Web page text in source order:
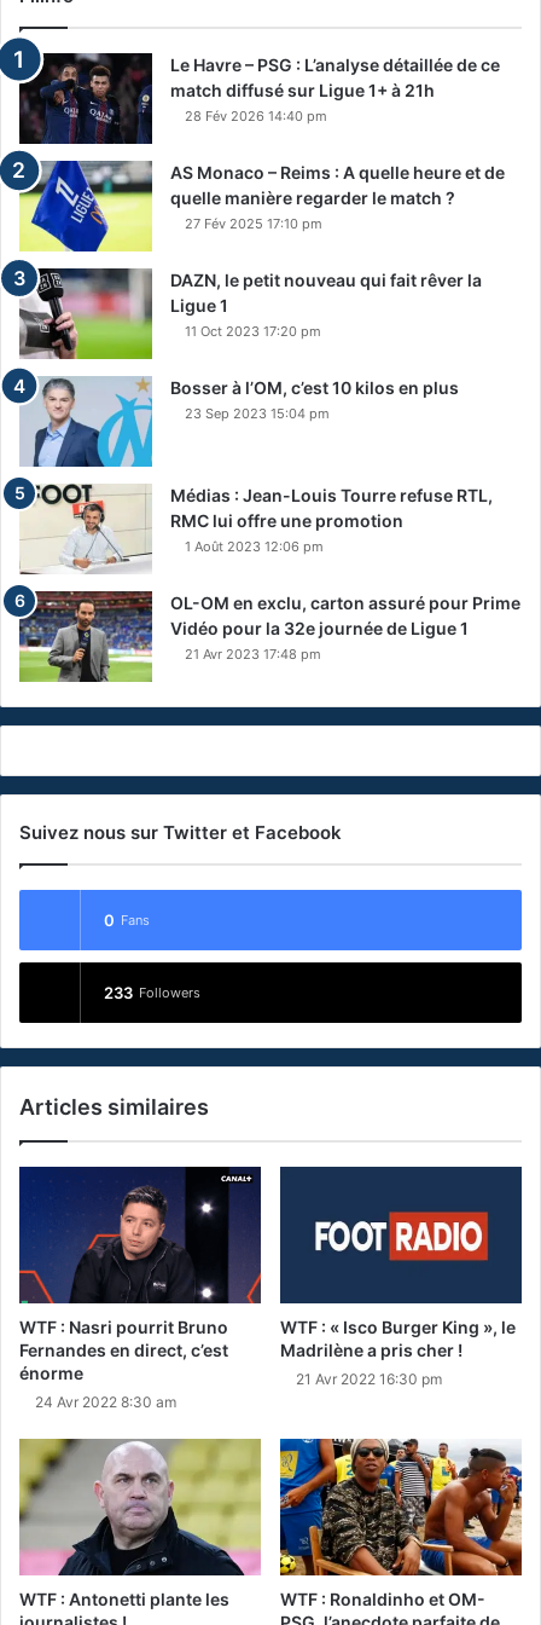
Le Havre – PSG : L’analyse détaillée de ce
match diffusé sur Ligue 1+ à 21h
28 Fév 2026 14:40 pm
AS Monaco – Reims : A quelle heure et de
quelle manière regarder le match ?
27 Fév 2025 17:10 pm
DAZN, le petit nouveau qui fait rêver la
Ligue 1
11 Oct 2023 17:20 pm
Bosser à l’OM, c’est 10 kilos en plus
23 Sep 2023 15:04 pm
Médias : Jean-Louis Tourre refuse RTL,
RMC lui offre une promotion
1 Août 2023 12:06 pm
OL-OM en exclu, carton assuré pour Prime
Vidéo pour la 32e journée de Ligue 1
21 Avr 2023 17:48 pm
Suivez nous sur Twitter et Facebook
0 Fans
233 Followers
Articles similaires
WTF : Nasri pourrit Bruno
Fernandes en direct, c’est
énorme
24 Avr 2022 8:30 am
WTF : « Isco Burger King », le
Madrilène a pris cher !
21 Avr 2022 16:30 pm
WTF : Antonetti plante les
WTF : Ronaldinho et OM-